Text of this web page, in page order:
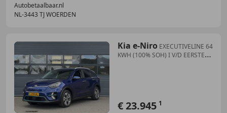
Autobetaalbaar.nl
NL-3443 TJ WOERDEN
Kia e-Niro EXECUTIVELINE 64
KWH (100% SOH) I V/D EERSTE
€ 23.945 1